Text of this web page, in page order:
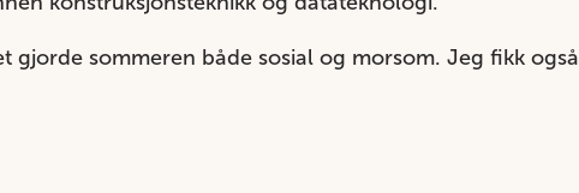
sommeren både sosial og morsom. Jeg fikk også